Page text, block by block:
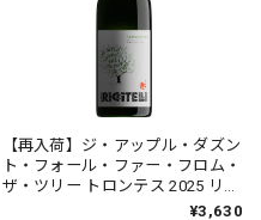
【再入荷】ジ・アップル・ダズン
ト・フォール・ファー・フロム・
ザ・ツリー トロンテス 2025 リチ
ッテリ・ワインズ 750ml [白]¥3,630